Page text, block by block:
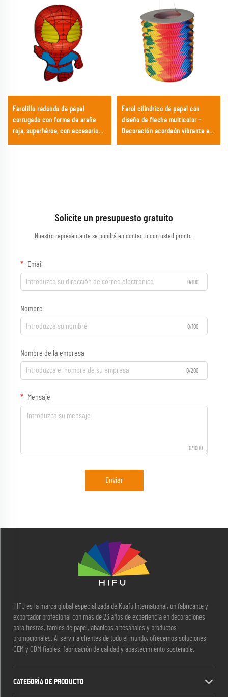
Farolillo redondo de papel
corrugado con forma de araña
roja, superhéroe, con accesorio
Farol cilíndrico de papel con
diseño de flecha multicolor –
Decoración acordeón vibrante en
Solicite un presupuesto gratuito
Nuestro representante se pondrá en contacto con usted pronto.
Email
0/100
Nombre
0/100
Nombre de la empresa
0/200
Mensaje
0/1000
Enviar
HIFU es la marca global especializada de Kuafu International, un fabricante y
exportador profesional con más de 23 años de experiencia en decoraciones
para fiestas, faroles de papel, abanicos artesanales y productos
promocionales. Al servir a clientes de todo el mundo, ofrecemos soluciones
OEM y ODM fiables, fabricación de calidad y abastecimiento sostenible.
CATEGORÍA DE PRODUCTO